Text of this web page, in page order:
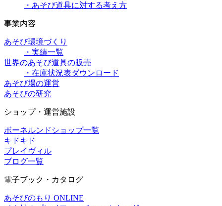
・あそび道具に対する考え方
事業内容
あそび環境づくり
・実績一覧
世界のあそび道具の販売
・在庫状況表ダウンロード
あそび場の運営
あそびの研究
ショップ・運営施設
ボーネルンドショップ一覧
キドキド
プレイヴィル
ブログ一覧
電子ブック・カタログ
あそびのもり ONLINE